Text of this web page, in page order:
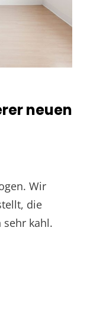
neuen
Wir
die
sehr kahl.